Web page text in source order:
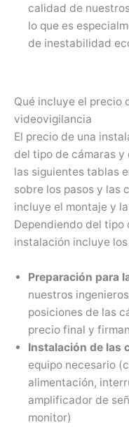
calidad de
lo que es
de inestabilidad
Qué incluye el precio
videovigilancia
El precio de una
del tipo de cámaras y
las siguientes tablas
sobre los pasos y las
incluye el montaje y
Dependiendo del tipo
instalación incluye
Preparación para
nuestros
posiciones de las
precio final y
Instalación de las
equipo necesario
alimentación,
amplificador de
monitor)